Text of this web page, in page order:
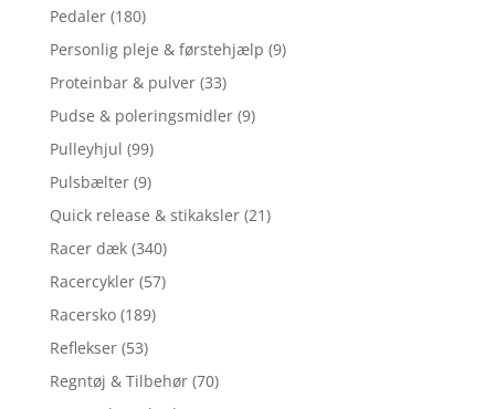
Pedaler (180)
Personlig pleje & førstehjælp (9)
Proteinbar & pulver (33)
Pudse & poleringsmidler (9)
Pulleyhjul (99)
Pulsbælter (9)
Quick release & stikaksler (21)
Racer dæk (340)
Racercykler (57)
Racersko (189)
Reflekser (53)
Regntøj & Tilbehør (70)